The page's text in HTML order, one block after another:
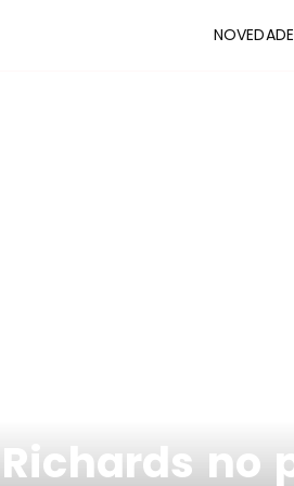
no